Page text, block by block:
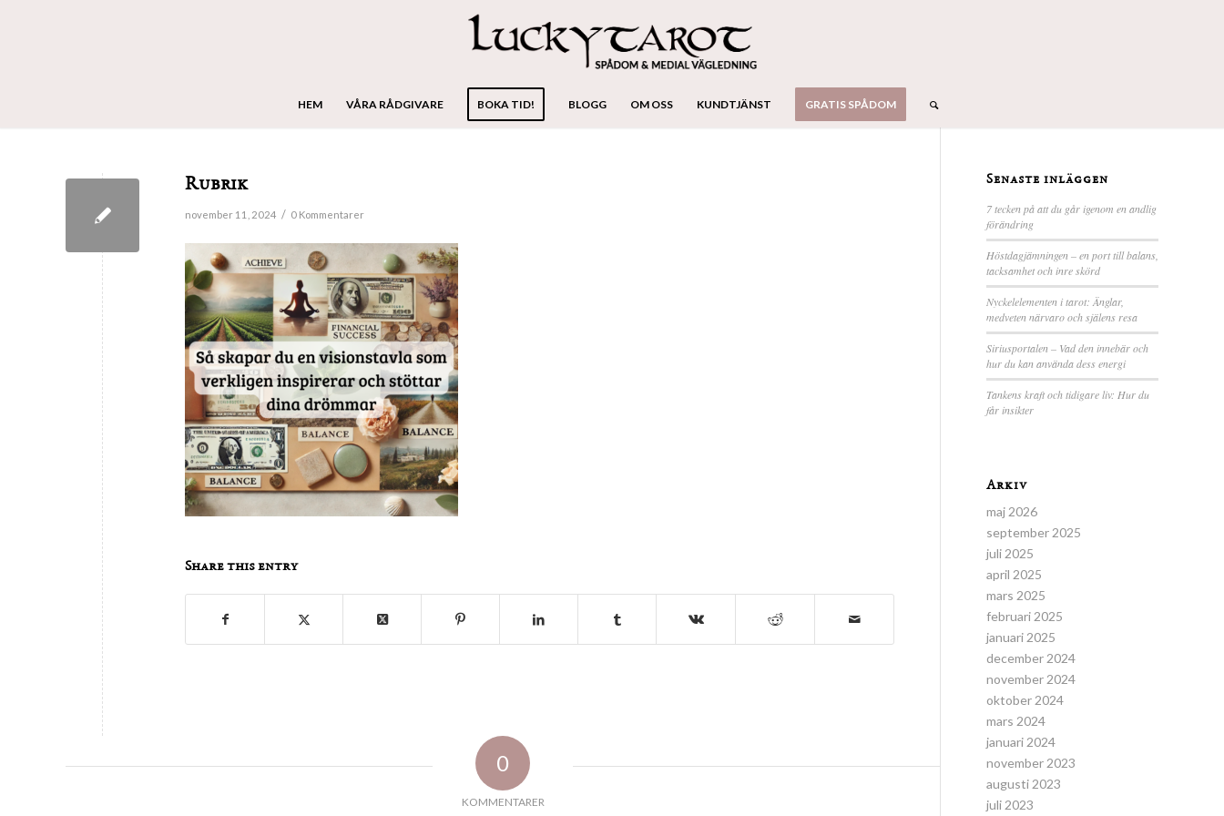
HEM VÅRA RÅDGIVARE BOKA TID! BLOGG OM OSS KUNDTJÄNST GRATIS SPÅDOM
Rubrik
november 11, 2024 / 0 Kommentarer
Share this entry
0
KOMMENTARER
Senaste inläggen
7 tecken på att du går igenom en andlig
förändring
Höstdagjämningen – en port till balans,
tacksamhet och inre skörd
Nyckelelementen i tarot: Änglar,
medveten närvaro och själens resa
Siriusportalen – Vad den innebär och
hur du kan använda dess energi
Tankens kraft och tidigare liv: Hur du
får insikter
Arkiv
maj 2026
september 2025
juli 2025
april 2025
mars 2025
februari 2025
januari 2025
december 2024
november 2024
oktober 2024
mars 2024
januari 2024
november 2023
augusti 2023
juli 2023